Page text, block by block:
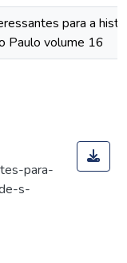
para a
Paulo volume 16
para-
s-